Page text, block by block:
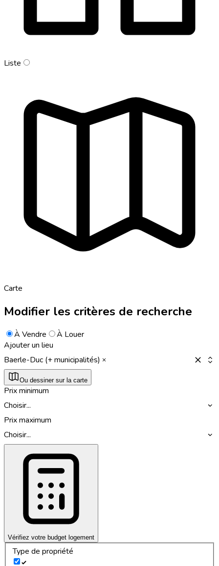
Liste
Carte
Modifier les critères de recherche
À Vendre
À Louer
Ajouter un lieu
Baerle-Duc (+ municipalités)
Ou dessiner sur la carte
Prix minimum
Choisir...
Prix maximum
Choisir...
Vérifiez votre budget logement
Type de propriété